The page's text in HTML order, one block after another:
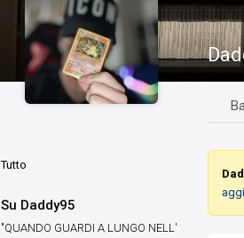
Tutto
Su Daddy95
"QUANDO GUARDI A LUNGO NELL'